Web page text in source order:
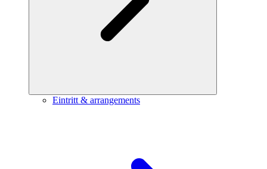
Eintritt & arrangements